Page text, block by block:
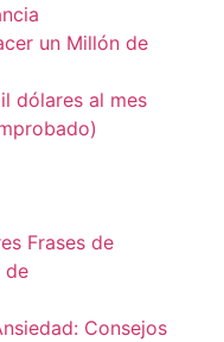
un Millón de
dólares al mes
Frases de
de
Consejos